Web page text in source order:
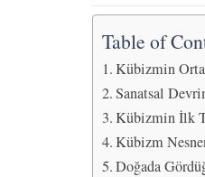
Table of
Kübizmin
Sanatsal
Kübizmin İlk
Kübizm
Doğada